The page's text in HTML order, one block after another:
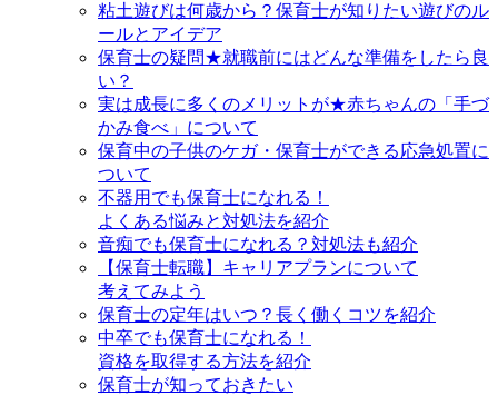
粘土遊びは何歳から？保育士が知りたい遊びのル
ールとアイデア
保育士の疑問★就職前にはどんな準備をしたら良
い？
実は成長に多くのメリットが★赤ちゃんの「手づ
かみ食べ」について
保育中の子供のケガ・保育士ができる応急処置に
ついて
不器用でも保育士になれる！
よくある悩みと対処法を紹介
音痴でも保育士になれる？対処法も紹介
【保育士転職】キャリアプランについて
考えてみよう
保育士の定年はいつ？長く働くコツを紹介
中卒でも保育士になれる！
資格を取得する方法を紹介
保育士が知っておきたい